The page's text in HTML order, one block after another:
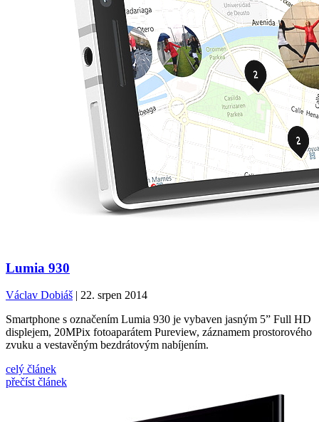
Lumia 930
Václav Dobiáš | 22. srpen 2014
Smartphone s označením Lumia 930 je vybaven jasným 5” Full HD
displejem, 20MPix fotoaparátem Pureview, záznamem prostorového
zvuku a vestavěným bezdrátovým nabíjením.
celý článek
přečíst článek